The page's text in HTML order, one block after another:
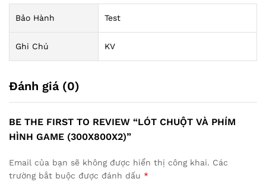
Bảo Hành Test
Ghi Chú KV
Đánh giá (0)
BE THE FIRST TO REVIEW “LÓT CHUỘT VÀ PHÍM
HÌNH GAME (300X800X2)”
Email của bạn sẽ không được hiển thị công khai. Các
trường bắt buộc được đánh dấu *